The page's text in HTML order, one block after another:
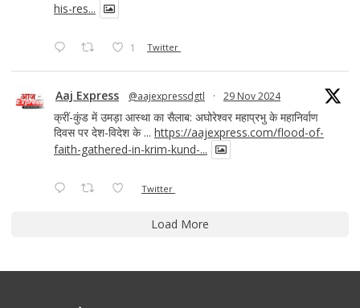
his-res...
1 Twitter
Aaj Express @aajexpressdgtl · 29 Nov 2024
क्रीं-कुंड में उमड़ा आस्था का सैलाब: अघोरेश्वर महाप्रभु के महानिर्वाण
दिवस पर देश-विदेश के ... https://aajexpress.com/flood-of-
faith-gathered-in-krim-kund-...
Twitter
Load More